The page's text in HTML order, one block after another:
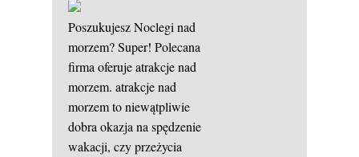
Poszukujesz Noclegi nad
morzem? Super! Polecana
firma oferuje atrakcje nad
morzem. atrakcje nad
morzem to niewątpliwie
dobra okazja na spędzenie
wakacji, czy przeżycia